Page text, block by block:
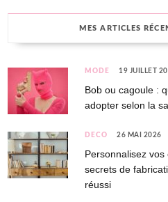
MES ARTICLES
MODE 19 JUILLET
Bob ou cagoule :
adopter selon la
DÉCO 26 MAI 2026
Personnalisez
secrets de
réussi